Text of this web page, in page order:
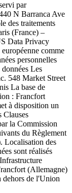
par
N Barranca Ave
des traitements
(France) –
Data Privacy
comme
personnelles
Les
548 Market Street
La base de
: Francfort
à disposition un
Clauses
la Commission
du Règlement
Localisation des
sont réalisés
(Allemagne)
dehors de l'Union